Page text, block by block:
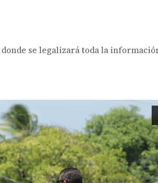
se legalizará toda la